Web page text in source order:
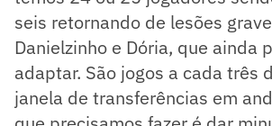
seis retornando de lesões
Danielzinho e Dória, que ainda
adaptar. São jogos a cada três
janela de transferências em